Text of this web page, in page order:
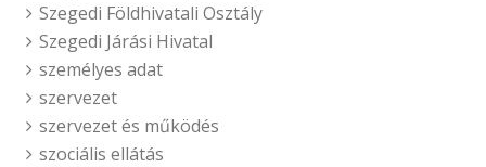
Szegedi Földhivatali Osztály
Szegedi Járási Hivatal
személyes adat
szervezet
szervezet és működés
szociális ellátás